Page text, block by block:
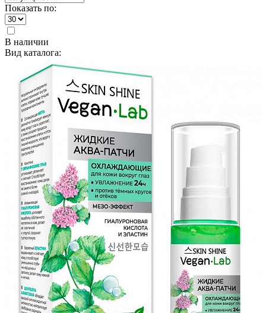
Показать по:
В наличии
Вид каталога: